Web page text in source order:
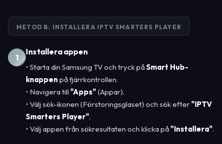
METOD B: INSTALLERA IPTV SMARTERS PLAYER
1
Installera appen
• Starta din Samsung TV och tryck påSmart Hub-
knappen på fjärrkontrollen.
• Navigera till "Apps" (Appar).
• Välj sök-ikonen (Förstoringsglaset) och sök efter"IPTV
Smarters Player".
• Välj appen från sökresultaten och klicka på"Installera".